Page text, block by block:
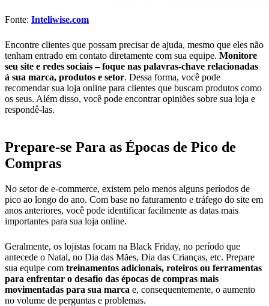
Fonte: Inteliwise.com
Encontre clientes que possam precisar de ajuda, mesmo que eles não
tenham entrado em contato diretamente com sua equipe. Monitore
seu site e redes sociais – foque nas palavras-chave relacionadas
à sua marca, produtos e setor. Dessa forma, você pode
recomendar sua loja online para clientes que buscam produtos como
os seus. Além disso, você pode encontrar opiniões sobre sua loja e
respondê-las.
Prepare-se Para as Épocas de Pico de
Compras
No setor de e-commerce, existem pelo menos alguns períodos de
pico ao longo do ano. Com base no faturamento e tráfego do site em
anos anteriores, você pode identificar facilmente as datas mais
importantes para sua loja online.
Geralmente, os lojistas focam na Black Friday, no período que
antecede o Natal, no Dia das Mães, Dia das Crianças, etc. Prepare
sua equipe com treinamentos adicionais, roteiros ou ferramentas
para enfrentar o desafio das épocas de compras mais
movimentadas para sua marca e, consequentemente, o aumento
no volume de perguntas e problemas.